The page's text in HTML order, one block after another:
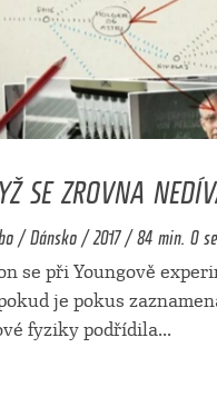
SE ZROVNA
/ Dánsko / 2017 / 84 min. 0
se při Youngově
je pokus
fyziky podřídila...